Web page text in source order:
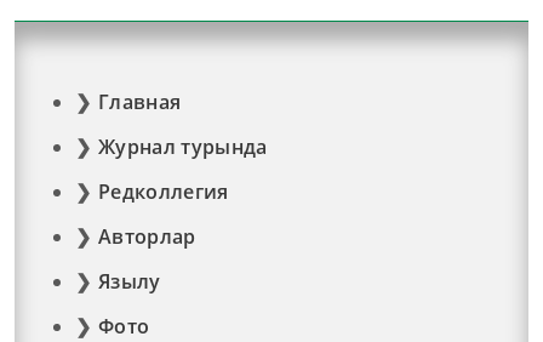
Главная
Журнал турында
Редколлегия
Авторлар
Язылу
Фото